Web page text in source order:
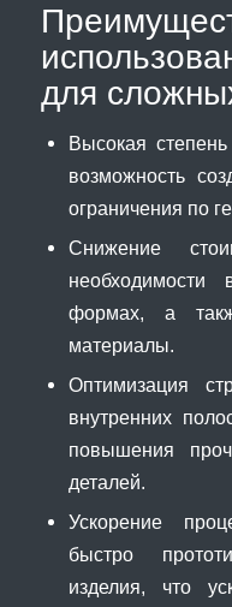
для
Высокая
возможность
ограничения по
Снижение
необходимости
формах, а
материалы.
Оптимизация
внутренних
повышения
деталей.
Ускорение
быстро
изделия, что